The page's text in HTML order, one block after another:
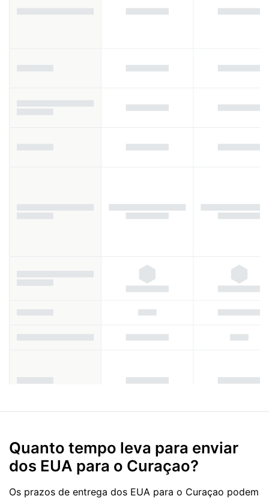
Quanto tempo leva para enviar
dos EUA para o Curaçao?
Os prazos de entrega dos EUA para o Curaçao podem